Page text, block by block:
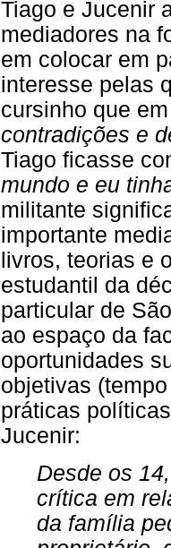
Tiago e Jucenir
mediadores na
em colocar em
interesse pelas
cursinho que
contradições e
Tiago ficasse
mundo e eu
militante
importante
livros, teorias e
estudantil da
particular de
ao espaço da
oportunidades
objetivas
práticas
Jucenir:
Desde os
crítica em
da família